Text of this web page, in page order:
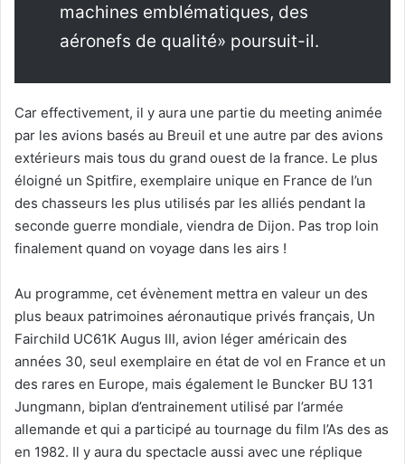
machines emblématiques, des
aéronefs de qualité» poursuit-il.
Car effectivement, il y aura une partie du meeting animée
par les avions basés au Breuil et une autre par des avions
extérieurs mais tous du grand ouest de la france. Le plus
éloigné un Spitfire, exemplaire unique en France de l’un
des chasseurs les plus utilisés par les alliés pendant la
seconde guerre mondiale, viendra de Dijon. Pas trop loin
finalement quand on voyage dans les airs !
Au programme, cet évènement mettra en valeur un des
plus beaux patrimoines aéronautique privés français, Un
Fairchild UC61K Augus III, avion léger américain des
années 30, seul exemplaire en état de vol en France et un
des rares en Europe, mais également le Buncker BU 131
Jungmann, biplan d’entrainement utilisé par l’armée
allemande et qui a participé au tournage du film l’As des as
en 1982. Il y aura du spectacle aussi avec une réplique